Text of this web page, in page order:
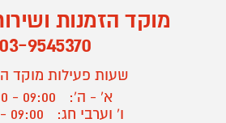
מוקד הזמנות
03-9545370
שעות פעילות מוקד
א' - ה':
09:00 - 18:00
ו' וערבי חג:
09:00 - 13:00